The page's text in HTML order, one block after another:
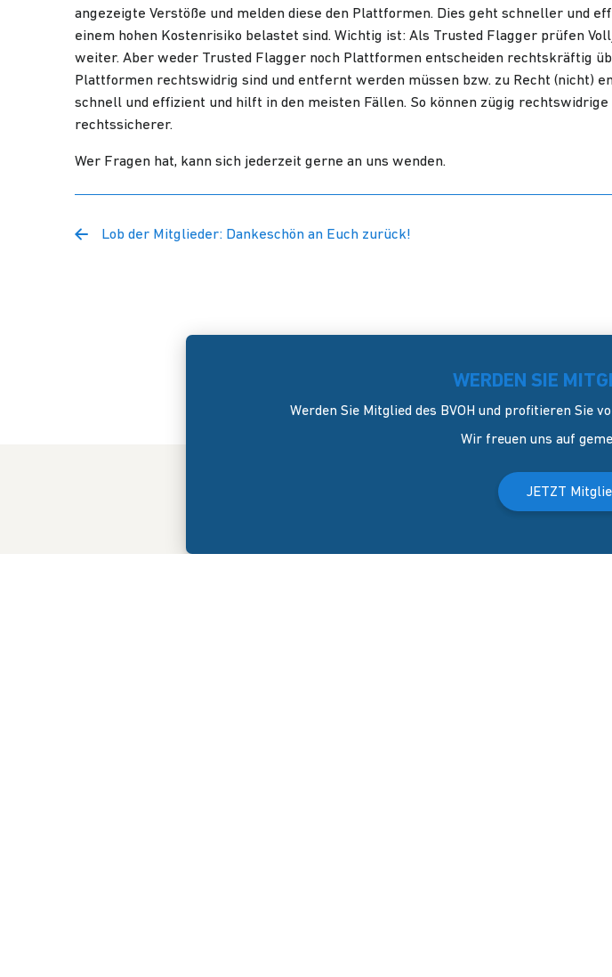
angezeigte Verstöße und melden diese den Plattformen. Dies geht schneller und
einem hohen Kostenrisiko belastet sind. Wichtig ist: Als Trusted Flagger prüfen
weiter. Aber weder Trusted Flagger noch Plattformen entscheiden rechtskräftig
Plattformen rechtswidrig sind und entfernt werden müssen bzw. zu Recht (nicht)
schnell und effizient und hilft in den meisten Fällen. So können zügig
rechtssicherer.
Wer Fragen hat, kann sich jederzeit gerne an uns wenden.
Lob der Mitglieder: Dankeschön an Euch zurück!
WERDEN SIE
Werden Sie Mitglied des BVOH und profitieren Sie
Wir freuen uns auf
JETZT